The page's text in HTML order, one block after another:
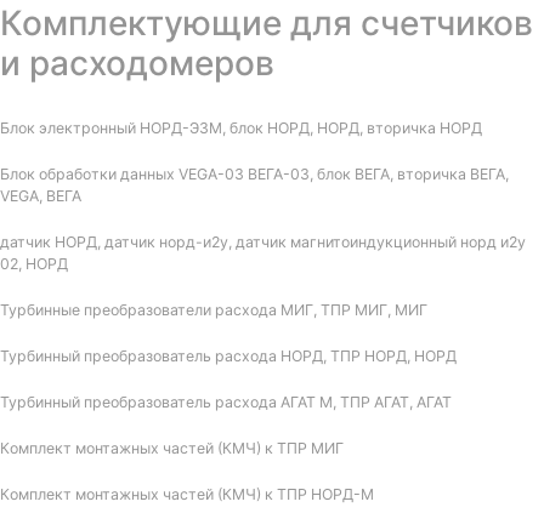
Комплектующие для счетчиков
и расходомеров
Блок электронный НОРД-Э3М, блок НОРД, НОРД, вторичка НОРД
Блок обработки данных VEGA-03 ВЕГА-03, блок ВЕГА, вторичка ВЕГА,
VEGA, ВЕГА
датчик НОРД, датчик норд-и2у, датчик магнитоиндукционный норд и2у
02, НОРД
Турбинные преобразователи расхода МИГ, ТПР МИГ, МИГ
Турбинный преобразователь расхода НОРД, ТПР НОРД, НОРД
Турбинный преобразователь расхода АГАТ М, ТПР АГАТ, АГАТ
Комплект монтажных частей (КМЧ) к ТПР МИГ
Комплект монтажных частей (КМЧ) к ТПР НОРД-М